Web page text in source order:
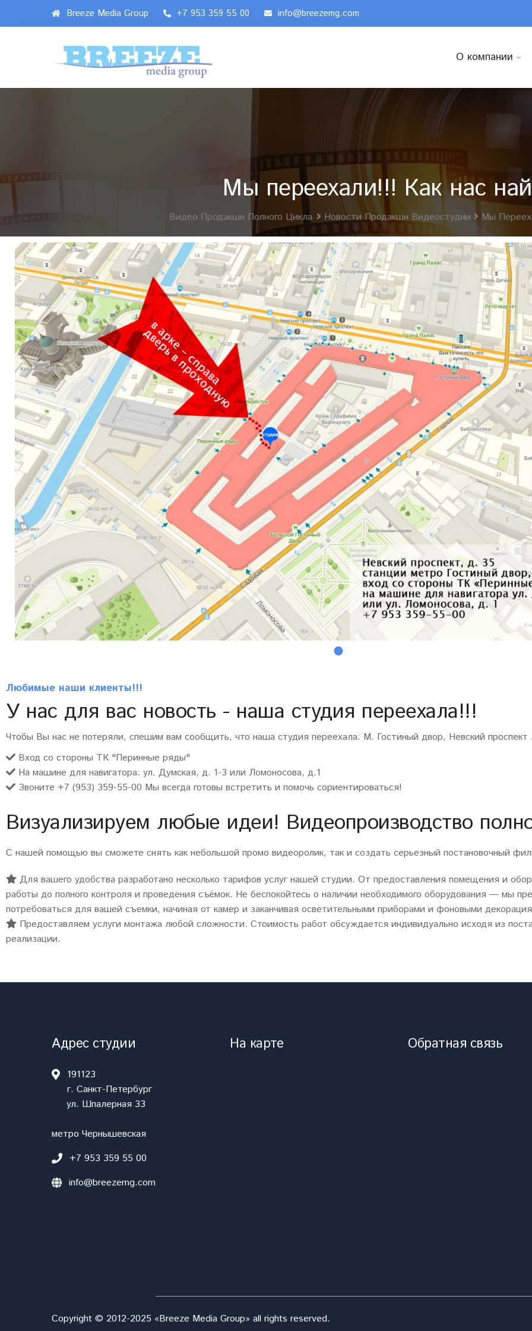
Breeze Media Group +7 953 359 55 00 info@breezemg.com
О компании
Мы переехали!!! Как нас
Видео Продакшн Полного Цикла Новости Продакшн Видеостудии Мы
Любимые наши клиенты!!!
У нас для вас новость - наша студия переехала!!!
Чтобы Вы нас не потеряли, спешим вам сообщить, что наша студия переехала: М. Гостиный двор, Невский проспект
Вход со стороны ТК "Перинные ряды"
На машине для навигатора: ул. Думская, д. 1-3 или Ломоносова, д.1
Звоните +7 (953) 359-55-00 Мы всегда готовы встретить и помочь сориентироваться!
Визуализируем любые идеи! Видеопроизводство
С нашей помощью вы сможете снять как небольшой промо видеоролик, так и создать серьезный постановочный
Для вашего удобства разработано несколько тарифов услуг нашей студии. От предоставления помещения и
работы до полного контроля и проведения съёмок. Не беспокойтесь о наличии необходимого оборудования — мы
потребоваться для вашей съемки, начиная от камер и заканчивая осветительными приборами и фоновыми
Предоставляем услуги монтажа любой сложности. Стоимость работ обсуждается индивидуально исходя из
реализации.
Адрес студии
191123
г. Санкт-Петербург
ул. Шпалерная 33
метро Чернышевская
+7 953 359 55 00
info@breezemg.com
На карте Обратная связь
Copyright © 2012-2025 «Breeze Media Group» all rights reserved.